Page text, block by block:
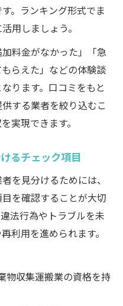
。ランキング形式でま
用しましょう。
料金がなかった」「急
らえた」などの体験談
ります。口コミをもと
する業者を絞り込むこ
実現できます。
るチェック項目
を見分けるためには、
を確認することが大切
法行為やトラブルを未
利用を進められます。
物収集運搬業の資格を持